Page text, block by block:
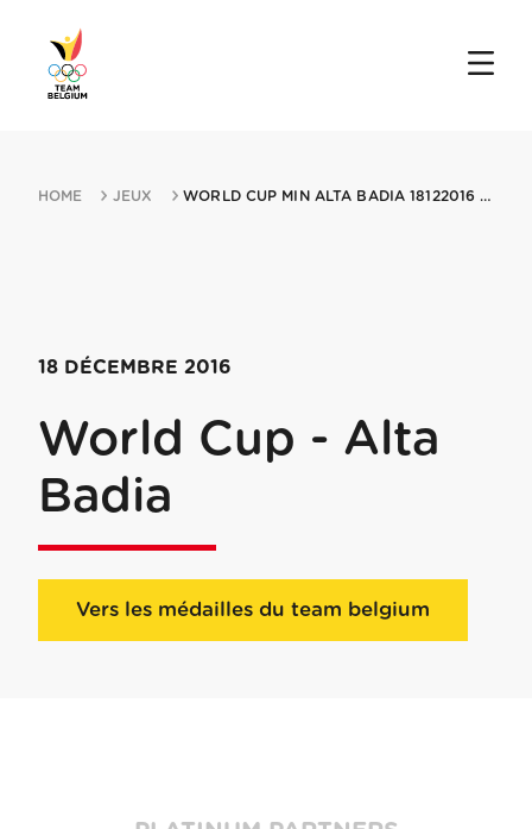
HOME JEUX WORLD CUP MIN ALTA BADIA 18122016 ALTA BADIA
18 DÉCEMBRE 2016
World Cup - Alta
Badia
Vers les médailles du team belgium